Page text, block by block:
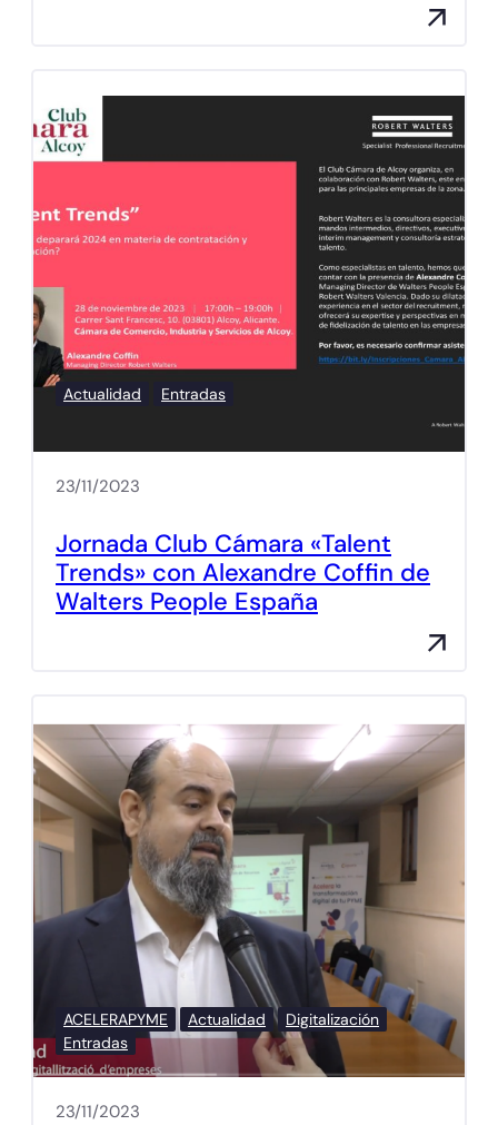
Actualidad Entradas
23/11/2023
Jornada Club Cámara «Talent
Trends» con Alexandre Coffin de
Walters People España
ACELERAPYME Actualidad
Digitalización
Entradas
23/11/2023